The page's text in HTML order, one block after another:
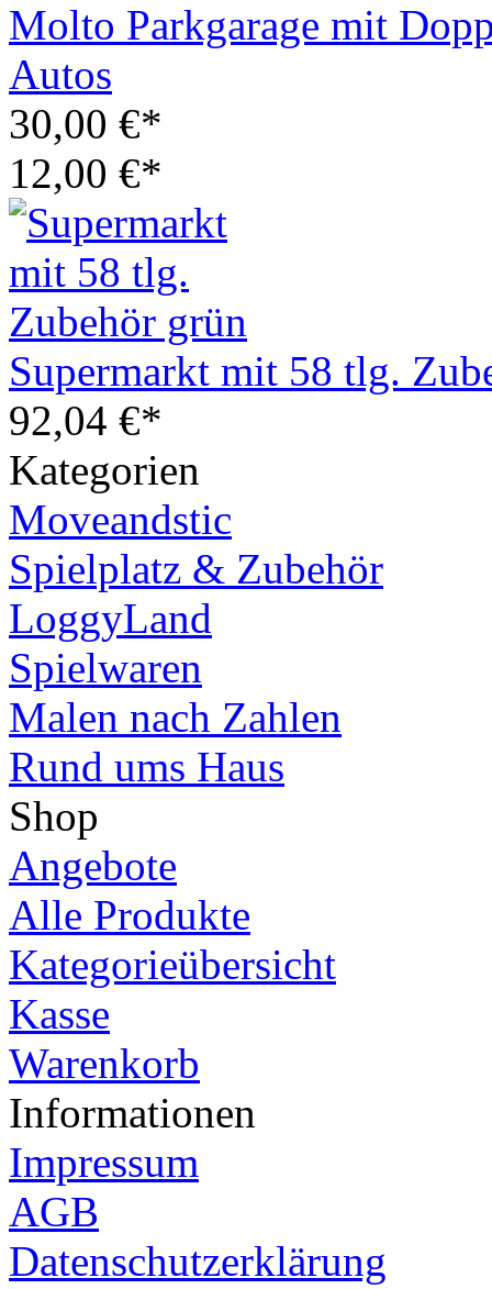
Molto Parkgarage mit
Autos
30,00 €*
12,00 €*
Supermarkt mit 58 tlg.
92,04 €*
Kategorien
Moveandstic
Spielplatz & Zubehör
LoggyLand
Spielwaren
Malen nach Zahlen
Rund ums Haus
Shop
Angebote
Alle Produkte
Kategorieübersicht
Kasse
Warenkorb
Informationen
Impressum
AGB
Datenschutzerklärung